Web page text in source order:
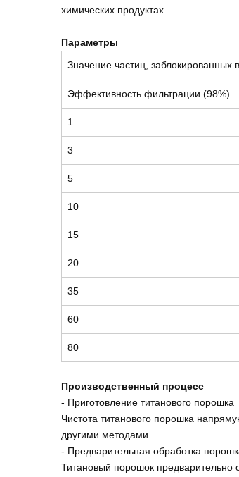
химических продуктах.
Параметры
Значение частиц, заблокированных
Эффективность фильтрации (98%)
1
3
5
10
15
20
35
60
80
Производственный процесс
- Приготовление титанового порошка
Чистота титанового порошка
другими методами.
- Предварительная обработка
Титановый порошок предварительно